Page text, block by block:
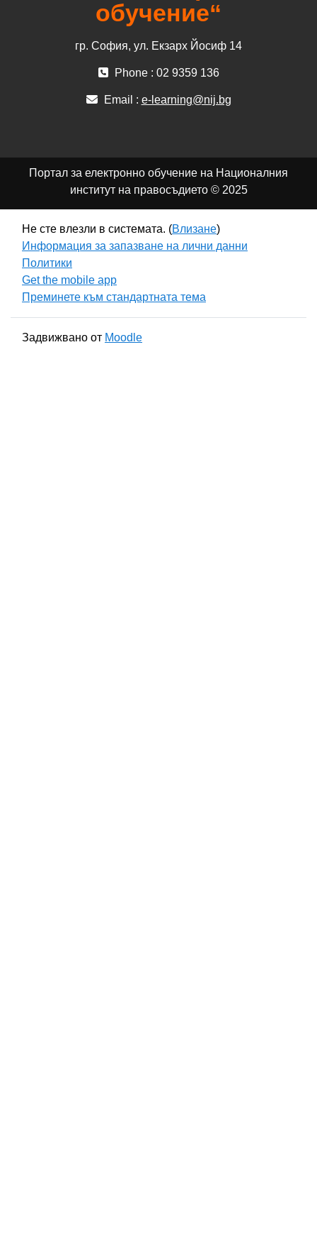
обучение“
гр. София, ул. Екзарх Йосиф 14
Phone : 02 9359 136
Email : e-learning@nij.bg
Портал за електронно обучение на Националния
институт на правосъдието © 2025
Не сте влезли в системата. (Влизане)
Информация за запазване на лични данни
Политики
Get the mobile app
Преминете към стандартната тема
Задвижвано от Moodle